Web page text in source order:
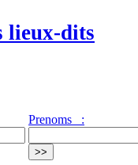
lieux-dits
Prenoms :